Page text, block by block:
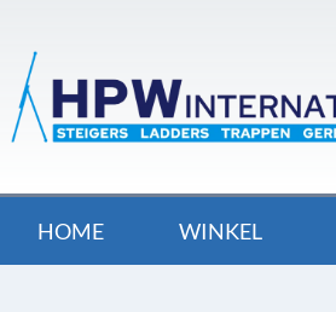
HOME WINKEL